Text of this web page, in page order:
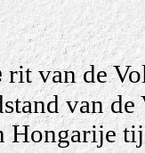
rit van de
van de
Hongarije